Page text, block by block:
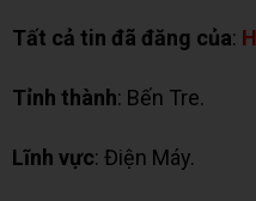
Tất cả tin đã đăng của:
Tỉnh thành: Bến Tre.
Lĩnh vực: Điện Máy.